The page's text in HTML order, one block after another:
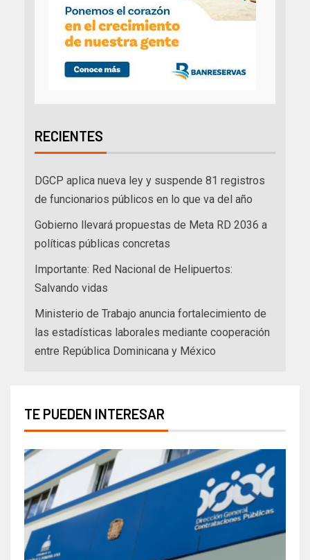
RECIENTES
DGCP aplica nueva ley y suspende 81 registros
de funcionarios públicos en lo que va del año
Gobierno llevará propuestas de Meta RD 2036 a
políticas públicas concretas
Importante: Red Nacional de Helipuertos:
Salvando vidas
Ministerio de Trabajo anuncia fortalecimiento de
las estadísticas laborales mediante cooperación
entre República Dominicana y México
TE PUEDEN INTERESAR